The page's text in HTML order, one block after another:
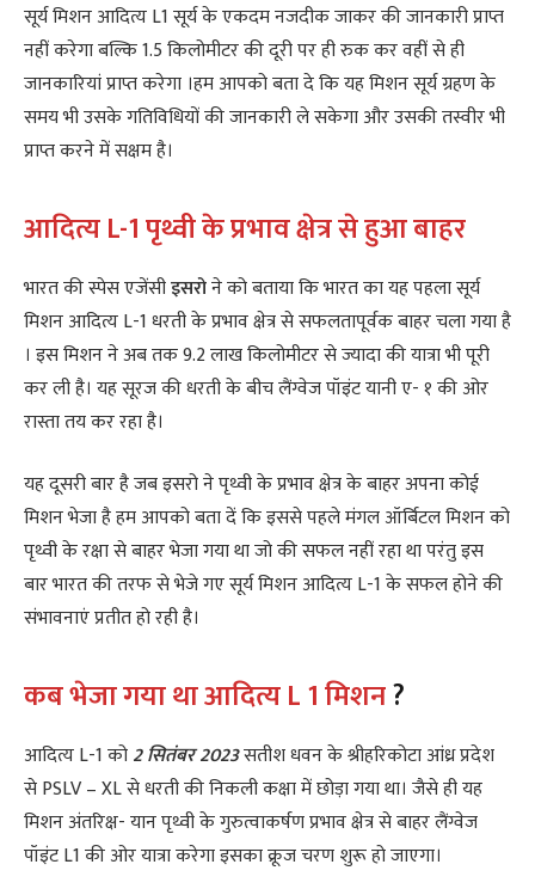
सूर्य मिशन आदित्य L1 सूर्य के एकदम नजदीक जाकर की जानकारी प्राप्त
नहीं करेगा बल्कि 1.5 किलोमीटर की दूरी पर ही रुक कर वहीं से ही
जानकारियां प्राप्त करेगा ।हम आपको बता दे कि यह मिशन सूर्य ग्रहण के
समय भी उसके गतिविधियों की जानकारी ले सकेगा और उसकी तस्वीर भी
प्राप्त करने में सक्षम है।
आदित्य L-1 पृथ्वी के प्रभाव क्षेत्र से हुआ बाहर
भारत की स्पेस एजेंसीइसरोने को बताया कि भारत का यह पहला सूर्य
मिशन आदित्य L-1 धरती के प्रभाव क्षेत्र से सफलतापूर्वक बाहर चला गया है
। इस मिशन ने अब तक 9.2 लाख किलोमीटर से ज्यादा की यात्रा भी पूरी
कर ली है। यह सूरज की धरती के बीच लैंग्वेज पॉइंट यानी ए- १ की ओर
रास्ता तय कर रहा है।
यह दूसरी बार है जब इसरो ने पृथ्वी के प्रभाव क्षेत्र के बाहर अपना कोई
मिशन भेजा है हम आपको बता दें कि इससे पहले मंगल ऑर्बिटल मिशन को
पृथ्वी के रक्षा से बाहर भेजा गया था जो की सफल नहीं रहा था परंतु इस
बार भारत की तरफ से भेजे गए सूर्य मिशन आदित्य L-1 के सफल होने की
संभावनाएं प्रतीत हो रही है।
कब भेजा गया था आदित्य L 1 मिशन?
आदित्य L-1 को2 सितंबर 2023सतीश धवन के श्रीहरिकोटा आंध्र प्रदेश
से PSLV – XL से धरती की निकली कक्षा में छोड़ा गया था। जैसे ही यह
मिशन अंतरिक्ष- यान पृथ्वी के गुरुत्वाकर्षण प्रभाव क्षेत्र से बाहर लैंग्वेज
पॉइंट L1 की ओर यात्रा करेगा इसका क्रूज चरण शुरू हो जाएगा।